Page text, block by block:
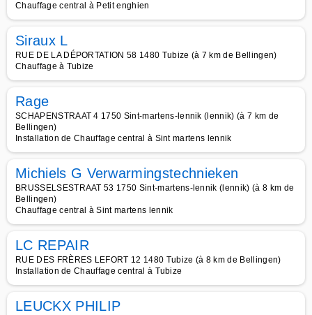
Chauffage central à Petit enghien
Siraux L
RUE DE LA DÉPORTATION 58 1480 Tubize (à 7 km de Bellingen)
Chauffage à Tubize
Rage
SCHAPENSTRAAT 4 1750 Sint-martens-lennik (lennik) (à 7 km de
Bellingen)
Installation de Chauffage central à Sint martens lennik
Michiels G Verwarmingstechnieken
BRUSSELSESTRAAT 53 1750 Sint-martens-lennik (lennik) (à 8 km de
Bellingen)
Chauffage central à Sint martens lennik
LC REPAIR
RUE DES FRÈRES LEFORT 12 1480 Tubize (à 8 km de Bellingen)
Installation de Chauffage central à Tubize
LEUCKX PHILIP